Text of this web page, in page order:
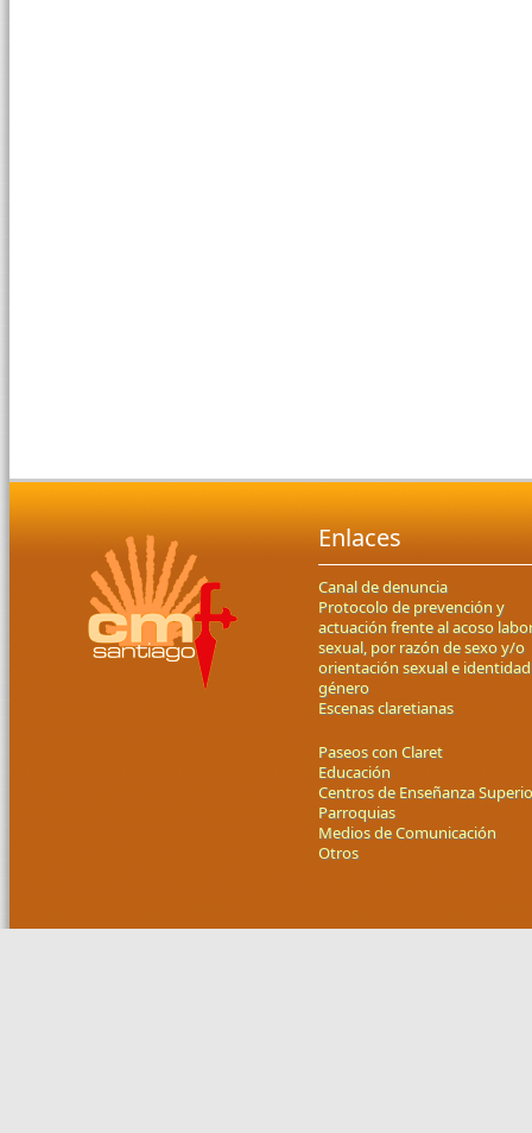
Enlaces
Canal de denuncia
Protocolo de prevención y
actuación frente al acoso
sexual, por razón de sexo y/o
orientación sexual e
género
Escenas claretianas
Paseos con Claret
Educación
Centros de Enseñanza
Parroquias
Medios de Comunicación
Otros